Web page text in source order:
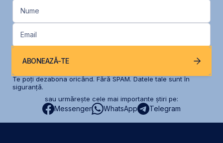
Nume
Email
ABONEAZĂ-TE
Te poți dezabona oricând. Fără SPAM. Datele tale sunt în
siguranță.
sau urmărește cele mai importante știri pe:
Messenger WhatsApp Telegram